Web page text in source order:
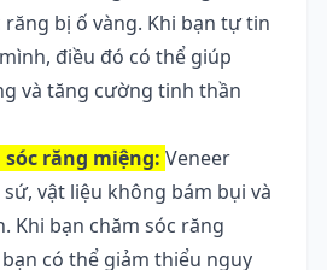
bị ố vàng. Khi bạn tự tin
điều đó có thể giúp
và tăng cường tinh thần
sóc răng miệng: Veneer
vật liệu không bám bụi và
Khi bạn chăm sóc răng
có thể giảm thiểu nguy